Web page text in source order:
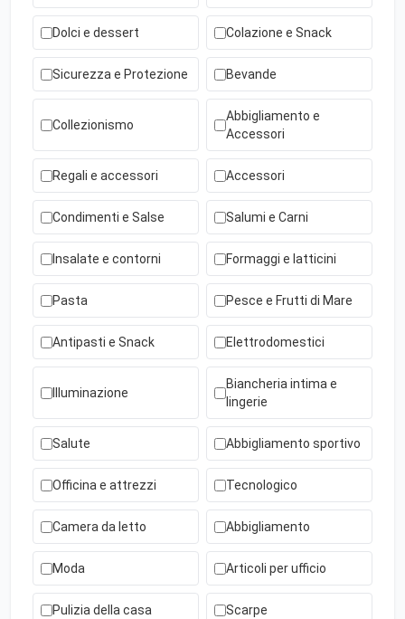
Dolci e dessert Colazione e Snack
Sicurezza e Protezione Bevande
Collezionismo
Abbigliamento e
Accessori
Regali e accessori Accessori
Condimenti e Salse Salumi e Carni
Insalate e contorni Formaggi e latticini
Pasta Pesce e Frutti di Mare
Antipasti e Snack Elettrodomestici
Illuminazione
Biancheria intima e
lingerie
Salute Abbigliamento sportivo
Officina e attrezzi Tecnologico
Camera da letto Abbigliamento
Moda Articoli per ufficio
Pulizia della casa Scarpe